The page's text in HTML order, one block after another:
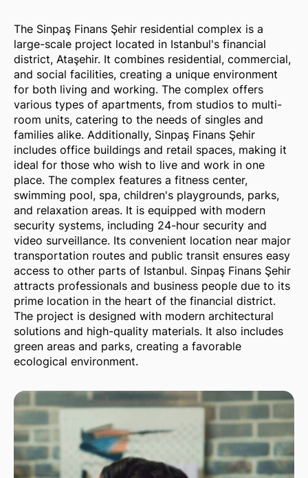
The Sinpaş Finans Şehir residential complex is a
large-scale project located in Istanbul's financial
district, Ataşehir. It combines residential, commercial,
and social facilities, creating a unique environment
for both living and working. The complex offers
various types of apartments, from studios to multi-
room units, catering to the needs of singles and
families alike. Additionally, Sinpaş Finans Şehir
includes office buildings and retail spaces, making it
ideal for those who wish to live and work in one
place. The complex features a fitness center,
swimming pool, spa, children's playgrounds, parks,
and relaxation areas. It is equipped with modern
security systems, including 24-hour security and
video surveillance. Its convenient location near major
transportation routes and public transit ensures easy
access to other parts of Istanbul. Sinpaş Finans Şehir
attracts professionals and business people due to its
prime location in the heart of the financial district.
The project is designed with modern architectural
solutions and high-quality materials. It also includes
green areas and parks, creating a favorable
ecological environment.